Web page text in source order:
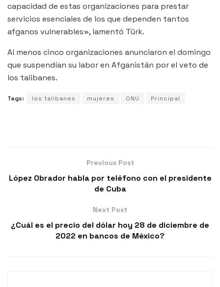
capacidad de estas organizaciones para prestar
servicios esenciales de los que dependen tantos
afganos vulnerables», lamentó Türk.
Al menos cinco organizaciones anunciaron el domingo
que suspendían su labor en Afganistán por el veto de
los talibanes.
Tags: los talibanes mujeres ONU Principal
Previous Post
López Obrador habla por teléfono con el presidente
de Cuba
Next Post
¿Cuál es el precio del dólar hoy 28 de diciembre de
2022 en bancos de México?